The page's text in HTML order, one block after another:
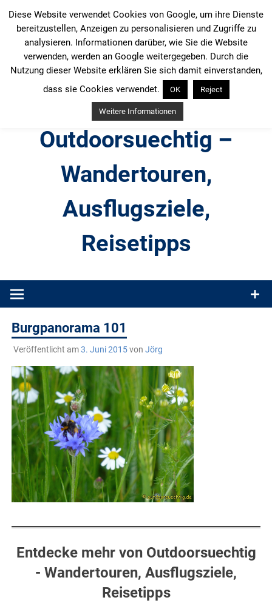
Inhalt
springen
Outdoorsuechtig –
Wandertouren,
Ausflugsziele,
Reisetipps
Produkttests und Buchrezensionen. Ein Blog für alle, die gern
Burgpanorama 101
Veröffentlicht am3. Juni 2015von Jörg
Entdecke mehr von Outdoorsuechtig
- Wandertouren, Ausflugsziele,
Reisetipps
Diese Website verwendet Cookies von Google, um ihre Dienste
bereitzustellen, Anzeigen zu personalisieren und Zugriffe zu
analysieren. Informationen darüber, wie Sie die Website
verwenden, werden an Google weitergegeben. Durch die
Nutzung dieser Website erklären Sie sich damit einverstanden,
dass sie Cookies verwendet.
OK Reject
Weitere Informationen